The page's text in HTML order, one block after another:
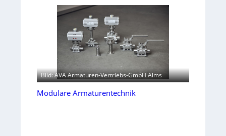
Bild: AVA Armaturen-Vertriebs-GmbH Alms
Modulare Armaturentechnik